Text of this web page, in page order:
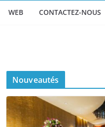
WEB CONTACTEZ-NOUS
Nouveautés